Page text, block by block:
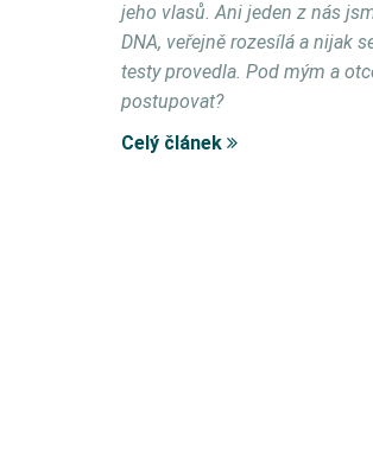
jeho vlasů. Ani jeden z nás
DNA, veřejně rozesílá a nijak
testy provedla. Pod mým a
postupovat?
Celý článek